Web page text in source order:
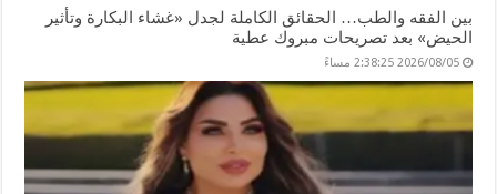
بين الفقه والطب… الحقائق الكاملة لجدل «غشاء البكارة وتأثير
الحيض» بعد تصريحات مبروك عطية
2026/08/05 2:38:25 مساءً